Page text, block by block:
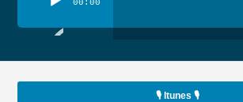
00:00
🎙️ Itunes 🎙️